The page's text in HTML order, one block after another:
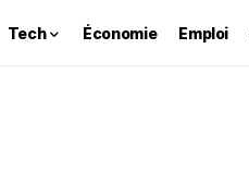
Tech Économie Emploi